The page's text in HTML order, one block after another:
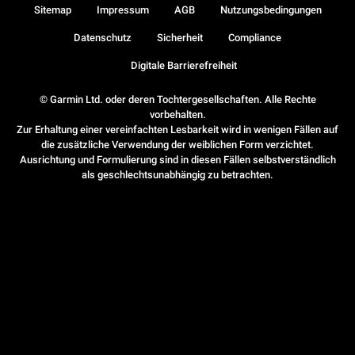
© Garmin Ltd. oder deren Tochtergesellschaften. Alle Rechte
vorbehalten.
Zur Erhaltung einer vereinfachten Lesbarkeit wird in wenigen Fällen auf
die zusätzliche Verwendung der weiblichen Form verzichtet.
Ausrichtung und Formulierung sind in diesen Fällen selbstverständlich
als geschlechtsunabhängig zu betrachten.
Sitemap Impressum AGB Nutzungsbedingungen
Datenschutz Sicherheit Compliance
Digitale Barrierefreiheit